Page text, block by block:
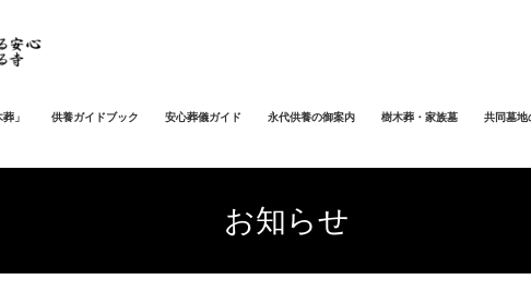
」 供養ガイドブック 安心葬儀ガイド 永代供養の御案内 樹木葬・家族墓 共同墓地
お知らせ